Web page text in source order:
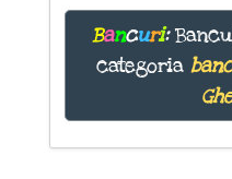
Bancuri:
categoria